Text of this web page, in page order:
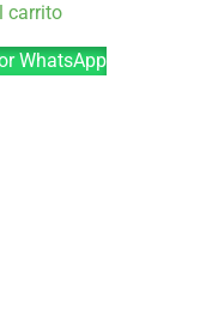
carrito
WhatsApp